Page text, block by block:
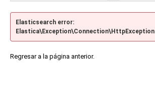
Elasticsearch error:
Elastica\Exception\Connection\HttpException
Regresar a la página anterior.